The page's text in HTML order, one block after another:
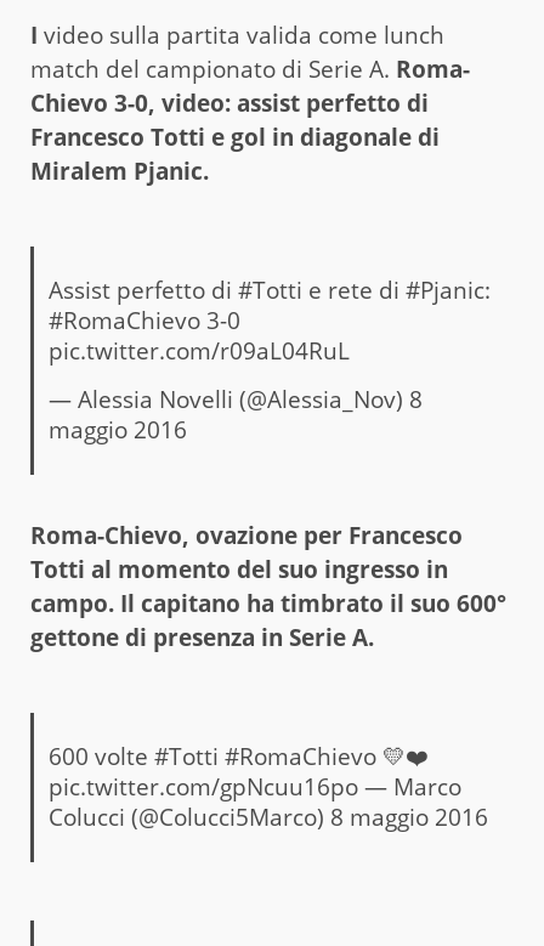
I video sulla partita valida come lunch
match del campionato di Serie A. Roma-
Chievo 3-0, video: assist perfetto di
Francesco Totti e gol in diagonale di
Miralem Pjanic.
Assist perfetto di #Totti e rete di #Pjanic:
#RomaChievo3-0
pic.twitter.com/r09aL04RuL
— Alessia Novelli (@Alessia_Nov) 8
maggio 2016
Roma-Chievo, ovazione per Francesco
Totti al momento del suo ingresso in
campo. Il capitano ha timbrato il suo 600°
gettone di presenza in Serie A.
600 volte #Totti #RomaChievo💛❤️
pic.twitter.com/gpNcuu16po— Marco
Colucci (@Colucci5Marco) 8 maggio 2016